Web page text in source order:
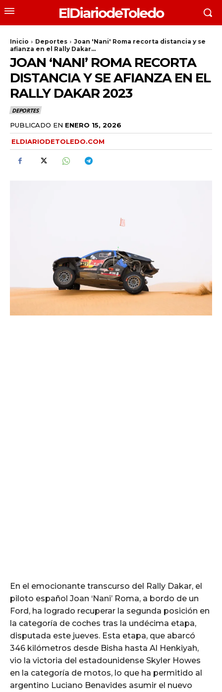
ElDiariodeToledo
Inicio Deportes
Joan 'Nani' Roma recorta distancia y se
afianza en el Rally Dakar...
JOAN ‘NANI’ ROMA RECORTA
DISTANCIA Y SE AFIANZA EN EL
RALLY DAKAR 2023
DEPORTES
PUBLICADO EN ENERO 15, 2026
ELDIARIODETOLEDO.COM
En el emocionante transcurso del Rally Dakar, el
piloto español Joan ‘Nani’ Roma, a bordo de un
Ford, ha logrado recuperar la segunda posición en
la categoría de coches tras la undécima etapa,
disputada este jueves. Esta etapa, que abarcó
346 kilómetros desde Bisha hasta Al Henkiyah,
vio la victoria del estadounidense Skyler Howes
en la categoría de motos, lo que ha permitido al
argentino Luciano Benavides asumir el nuevo